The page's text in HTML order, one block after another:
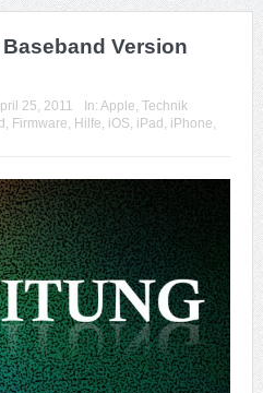
Version
25, 2011 In: Apple Technik
Firmware Hilfe iOS iPad iPhone